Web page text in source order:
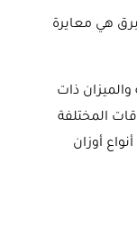
هي معايرة
والميزان ذات
المختلفة
أنواع أوزان